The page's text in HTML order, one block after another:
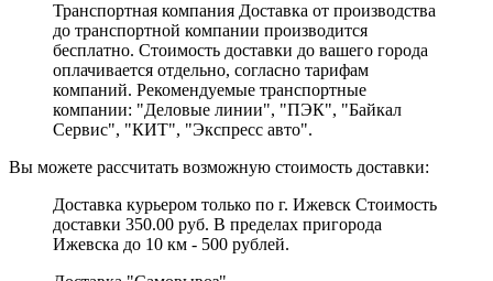
Транспортная компания Доставка от производства
до транспортной компании производится
бесплатно. Стоимость доставки до вашего города
оплачивается отдельно, согласно тарифам
компаний. Рекомендуемые транспортные
компании: "Деловые линии", "ПЭК", "Байкал
Сервис", "КИТ", "Экспресс авто".
Вы можете рассчитать возможную стоимость доставки:
Доставка курьером только по г. Ижевск Стоимость
доставки 350.00 руб. В пределах пригорода
Ижевска до 10 км - 500 рублей.